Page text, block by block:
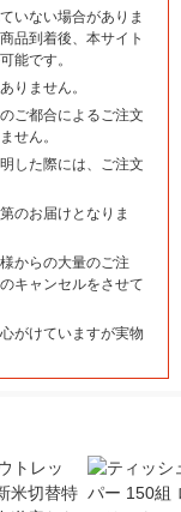
いない場合がありま
品到着後、本サイト
能です。
りません。
ご都合によるご注文
せん。
した際には、ご注文
のお届けとなりま
からの大量のご注
キャンセルをさせて
がけていますが実物